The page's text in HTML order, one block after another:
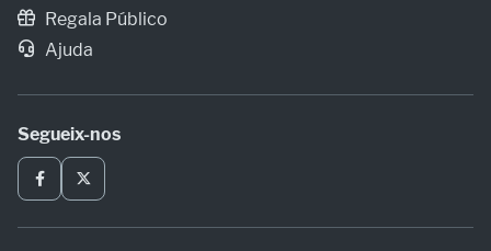
Regala Público
Ajuda
Segueix-nos